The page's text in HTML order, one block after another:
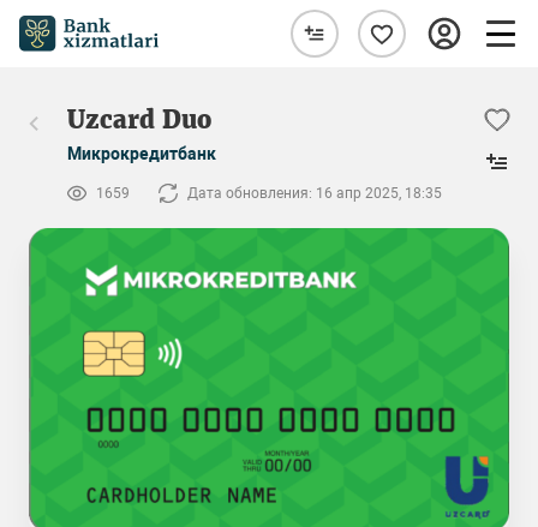
Uzcard Duo
Микрокредитбанк
1659 Дата обновления: 16 апр 2025, 18:35